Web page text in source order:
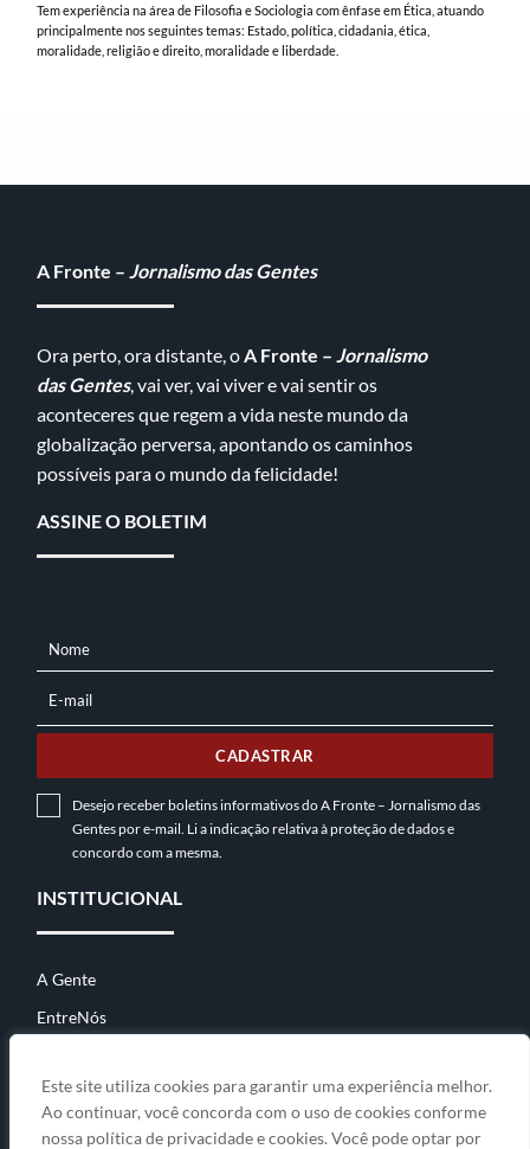
Este site utiliza cookies para garantir uma experiência melhor.
Ao continuar, você concorda com o uso de cookies conforme
nossa política de privacidade e cookies. Você pode optar por
Tem experiência na área de Filosofia e Sociologia com ênfase em Ética, atuando
principalmente nos seguintes temas: Estado, política, cidadania, ética,
moralidade, religião e direito, moralidade e liberdade.
A Fronte – Jornalismo das Gentes
Ora perto, ora distante, oA Fronte – Jornalismo
das Gentes, vai ver, vai viver e vai sentir os
aconteceres que regem a vida neste mundo da
globalização perversa, apontando os caminhos
possíveis para o mundo da felicidade!
ASSINE O BOLETIM
NOME
Nome
MAIL
E-mail
CADASTRAR
Desejo receber boletins informativos do A Fronte – Jornalismo das
Gentes por e-mail. Li a indicação relativa àproteção de dadose
concordo com a mesma.
INSTITUCIONAL
A Gente
EntreNós